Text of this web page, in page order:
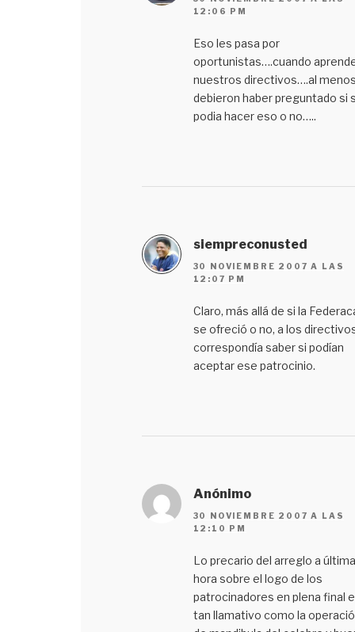
12:06 PM
Eso les pasa por
oportunistas….cuando
nuestros directivos….al
debieron haber preguntado si
podia hacer eso o no…..
siempreconusted
30 NOVIEMBRE 2007 A LAS
12:07 PM
Claro, más allá de si la
se ofreció o no, a los
correspondía saber si podían
aceptar ese patrocinio.
Anónimo
30 NOVIEMBRE 2007 A LAS
12:10 PM
Lo precario del arreglo a última
hora sobre el logo de los
patrocinadores en plena final
tan llamativo como la